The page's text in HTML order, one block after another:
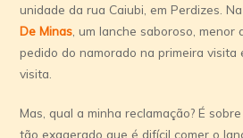
unidade da rua Caiubi, em Perdizes.
De Minas , um lanche saboroso, menor
pedido do namorado na primeira visita
visita.
Mas, qual a minha reclamação? É
tão exagerado que é difícil comer o